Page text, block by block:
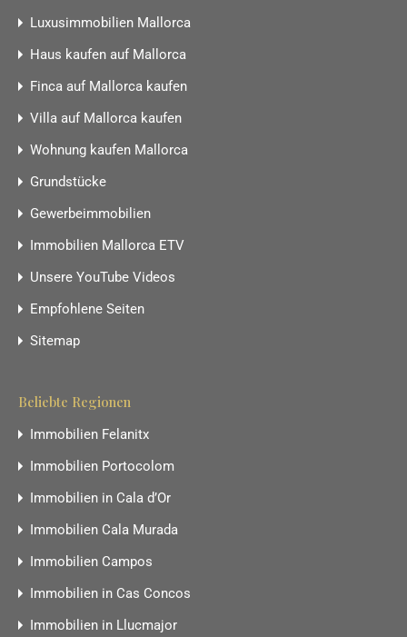
Luxusimmobilien Mallorca
Haus kaufen auf Mallorca
Finca auf Mallorca kaufen
Villa auf Mallorca kaufen
Wohnung kaufen Mallorca
Grundstücke
Gewerbeimmobilien
Immobilien Mallorca ETV
Unsere YouTube Videos
Empfohlene Seiten
Sitemap
Beliebte Regionen
Immobilien Felanitx
Immobilien Portocolom
Immobilien in Cala d’Or
Immobilien Cala Murada
Immobilien Campos
Immobilien in Cas Concos
Immobilien in Llucmajor